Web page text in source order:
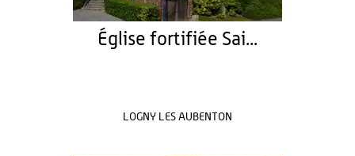
Église fortifiée Sai...
LOGNY LES AUBENTON